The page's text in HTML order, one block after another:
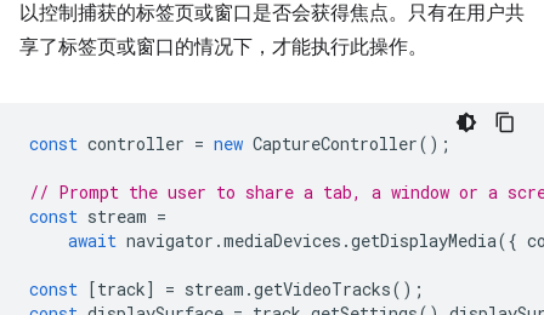
以控制捕获的标签页或窗口是否会获得焦点。只有在用户共
享了标签页或窗口的情况下，才能执行此操作。
const controller = new CaptureController();
// Prompt the user to share a tab, a window or a
const stream =
await navigator .mediaDevices .getDisplayMedia({
const [track] = stream .getVideoTracks();